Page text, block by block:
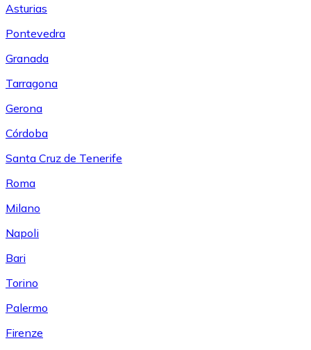
Asturias
Pontevedra
Granada
Tarragona
Gerona
Córdoba
Santa Cruz de Tenerife
Roma
Milano
Napoli
Bari
Torino
Palermo
Firenze